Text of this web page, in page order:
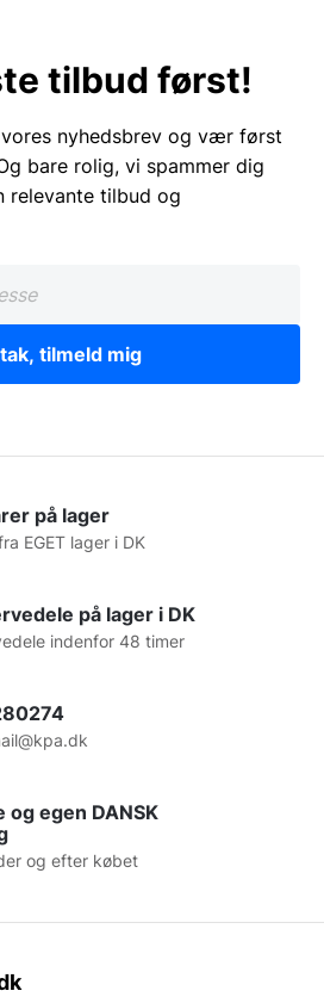
tilbud først!
nyhedsbrev og vær først
bare rolig, vi spammer dig
relevante tilbud og
tilmeld mig
på lager
EGET lager i DK
på lager i DK
indenfor 48 timer
og egen DANSK
og efter købet